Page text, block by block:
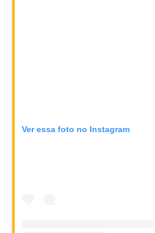
Ver essa foto no Instagram